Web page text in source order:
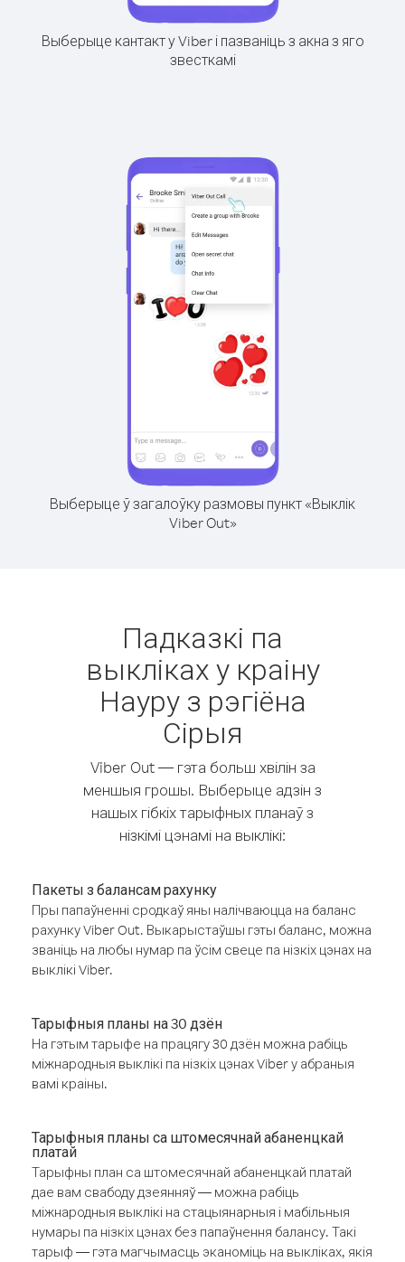
Выберыце кантакт у Viber і пазваніць з акна з яго
звесткамі
Выберыце ў загалоўку размовы пункт «Выклік
Viber Out»
Падказкі па
выкліках у краіну
Науру з рэгіёна
Сірыя
Viber Out — гэта больш хвілін за
меншыя грошы. Выберыце адзін з
нашых гібкіх тарыфных планаў з
нізкімі цэнамі на выклікі:
Пакеты з балансам рахунку
Пры папаўненні сродкаў яны налічваюцца на баланс
рахунку Viber Out. Выкарыстаўшы гэты баланс, можна
званіць на любы нумар па ўсім свеце па нізкіх цэнах на
выклікі Viber.
Тарыфныя планы на 30 дзён
На гэтым тарыфе на працягу 30 дзён можна рабіць
міжнародныя выклікі па нізкіх цэнах Viber у абраныя
вамі краіны.
Тарыфныя планы са штомесячнай абаненцкай
платай
Тарыфны план са штомесячнай абаненцкай платай
дае вам свабоду дзеянняў — можна рабіць
міжнародныя выклікі на стацыянарныя і мабільныя
нумары па нізкіх цэнах без папаўнення балансу. Такі
тарыф — гэта магчымасць эканоміць на выкліках, якія